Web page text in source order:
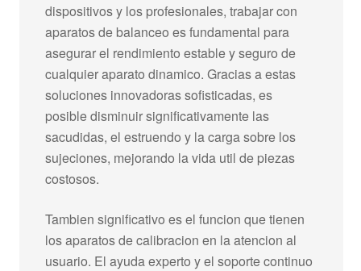
dispositivos y los profesionales, trabajar con
aparatos de balanceo es fundamental para
asegurar el rendimiento estable y seguro de
cualquier aparato dinamico. Gracias a estas
soluciones innovadoras sofisticadas, es
posible disminuir significativamente las
sacudidas, el estruendo y la carga sobre los
sujeciones, mejorando la vida util de piezas
costosos.
Tambien significativo es el funcion que tienen
los aparatos de calibracion en la atencion al
usuario. El ayuda experto y el soporte continuo